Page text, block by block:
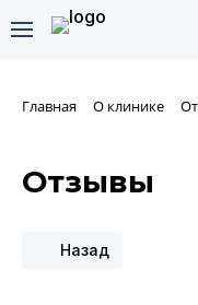
Главная О клинике
Отзывы
Назад